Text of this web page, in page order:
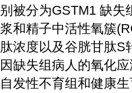
别被分为GSTM1 缺失
浆和精子中活性氧簇
肽浓度以及谷胱甘肽S
因缺失组病人的氧化
自发性不育组和健康